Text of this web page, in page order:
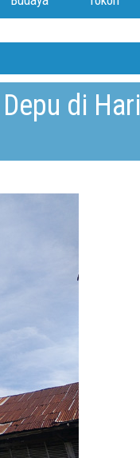
di Hari